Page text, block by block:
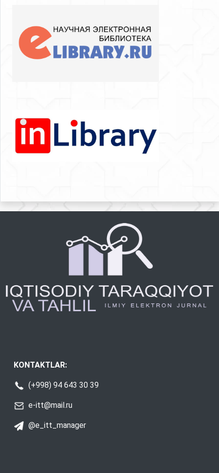
KONTAKTLAR:
(+998) 94 643 30 39
e-itt@mail.ru
@e_itt_manager